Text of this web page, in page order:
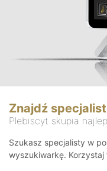
Znajdź
Plebiscyt skupia
Szukasz specjalisty w
wyszukiwarkę. Korzystaj